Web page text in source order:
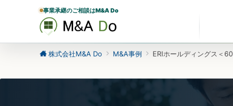
事業承継のご相談はM&A Do
株式会社M&A Do M&A事例 ERIホールディングス＜